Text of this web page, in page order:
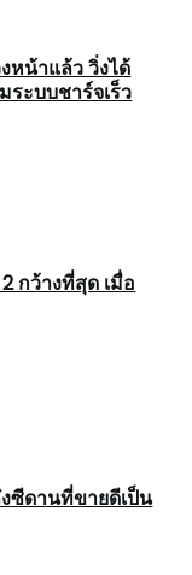
หน้าแล้ว วิ่งได้
ระบบชาร์จเร็ว
กว้างที่สุด เมื่อ
ซีดานที่ขายดีเป็น